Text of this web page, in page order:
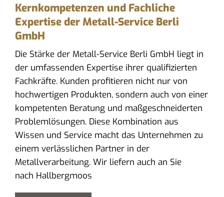
Kernkompetenzen und Fachliche
Expertise der Metall-Service Berli
GmbH
Die Stärke der Metall-Service Berli GmbH liegt in
der umfassenden Expertise ihrer qualifizierten
Fachkräfte. Kunden profitieren nicht nur von
hochwertigen Produkten, sondern auch von einer
kompetenten Beratung und maßgeschneiderten
Problemlösungen. Diese Kombination aus
Wissen und Service macht das Unternehmen zu
einem verlässlichen Partner in der
Metallverarbeitung. Wir liefern auch an Sie
nach Hallbergmoos